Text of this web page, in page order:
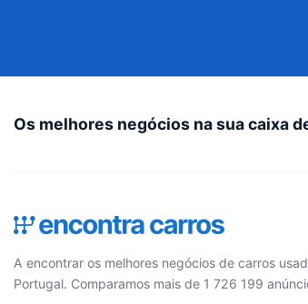
Os melhores negócios na sua caixa
A encontrar os melhores negócios de carros
Portugal. Comparamos mais de 1 726 199